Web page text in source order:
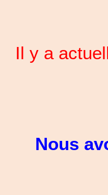
Il y a
Nous